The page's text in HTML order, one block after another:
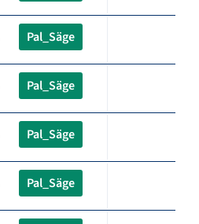
Pal_Säge
Pal_Säge
Pal_Säge
Pal_Säge